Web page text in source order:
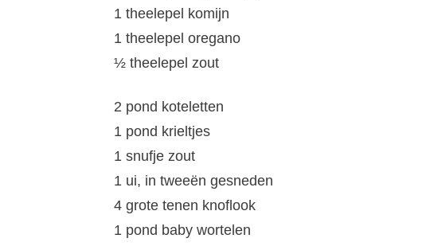
1 theelepel komijn
1 theelepel oregano
½ theelepel zout
2 pond koteletten
1 pond krieltjes
1 snufje zout
1 ui, in tweeën gesneden
4 grote tenen knoflook
1 pond baby wortelen